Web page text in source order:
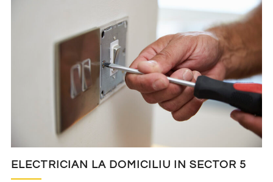
ELECTRICIAN LA DOMICILIU IN SECTOR 5